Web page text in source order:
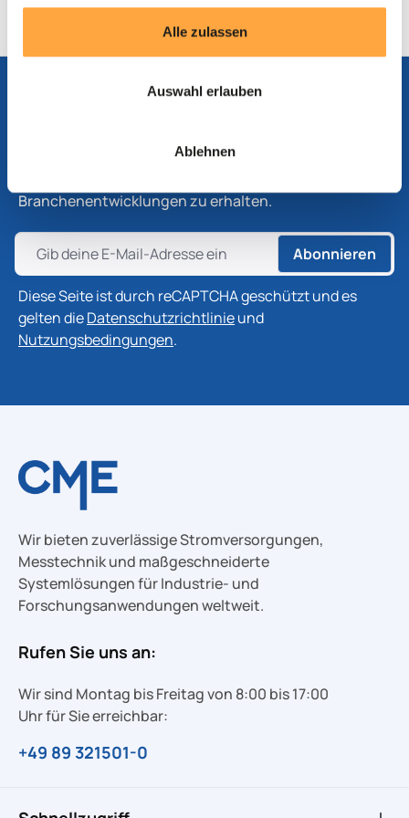
Alle zulassen
Auswahl erlauben
Ablehnen
Abonnieren Sie unseren Newsletter, um die neuesten
Branchenentwicklungen zu erhalten.
Abonnieren
Diese Seite ist durch reCAPTCHA geschützt und es
gelten dieDatenschutzrichtlinieund
Nutzungsbedingungen.
Wir bieten zuverlässige Stromversorgungen,
Messtechnik und maßgeschneiderte
Systemlösungen für Industrie- und
Forschungsanwendungen weltweit.
Rufen Sie uns an:
Wir sind Montag bis Freitag von 8:00 bis 17:00
Uhr für Sie erreichbar:
+49 89 321501-0